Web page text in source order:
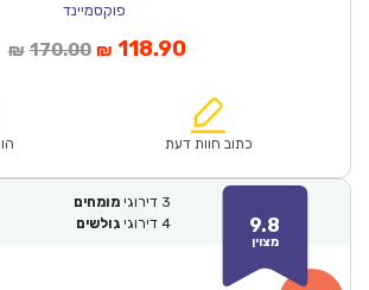
פוקסמיינד
₪ 170.00המחיר
₪170.00.
₪ 118.90המחיר
הוא:
כתוב חוות דעת
9.8
מצוין
3 דירוגי מומחים
4 דירוגי גולשים